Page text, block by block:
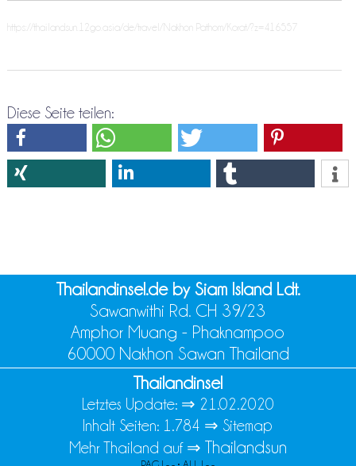
https://thailandsun.12go.asia/de/travel/Nakhon Pathom/Korat/?z=416557
Diese Seite teilen:
Thailandinsel.de by Siam Island Ldt.
Sawanwithi Rd. CH 39/23
Amphor Muang - Phaknampoo
60000 Nakhon Sawan Thailand
Thailandinsel
Letztes Update: ⇒ 21.02.2020
Inhalt Seiten: 1.784 ⇒ Sitemap
Mehr Thailand auf ⇒ Thailandsun